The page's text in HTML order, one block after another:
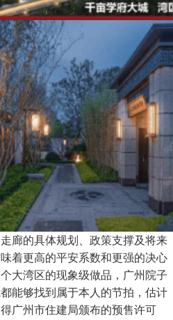
廊的具体规划、政策支撑及将来
着更高的平安系数和更强的决心
大湾区的现象级做品，广州院子
能够找到属于本人的节拍，估计
广州市住建局颁布的预售许可